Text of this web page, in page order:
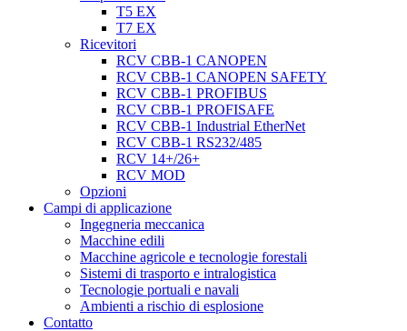
T5 EX
T7 EX
Ricevitori
RCV CBB-1 CANOPEN
RCV CBB-1 CANOPEN SAFETY
RCV CBB-1 PROFIBUS
RCV CBB-1 PROFISAFE
RCV CBB-1 Industrial EtherNet
RCV CBB-1 RS232/485
RCV 14+/26+
RCV MOD
Opzioni
Campi di applicazione
Ingegneria meccanica
Macchine edili
Macchine agricole e tecnologie forestali
Sistemi di trasporto e intralogistica
Tecnologie portuali e navali
Ambienti a rischio di esplosione
Contatto